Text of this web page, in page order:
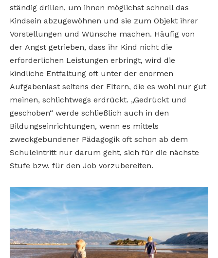
ständig drillen, um ihnen möglichst schnell das
Kindsein abzugewöhnen und sie zum Objekt ihrer
Vorstellungen und Wünsche machen. Häufig von
der Angst getrieben, dass ihr Kind nicht die
erforderlichen Leistungen erbringt, wird die
kindliche Entfaltung oft unter der enormen
Aufgabenlast seitens der Eltern, die es wohl nur gut
meinen, schlichtwegs erdrückt. „Gedrückt und
geschoben“ werde schließlich auch in den
Bildungseinrichtungen, wenn es mittels
zweckgebundener Pädagogik oft schon ab dem
Schuleintritt nur darum geht, sich für die nächste
Stufe bzw. für den Job vorzubereiten.